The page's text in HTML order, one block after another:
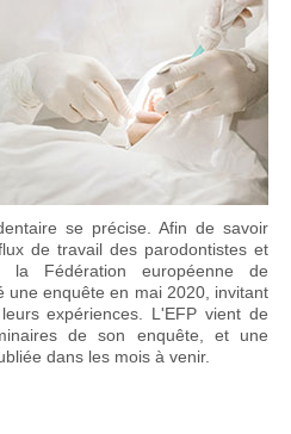
se précise. Afin de savoir
de travail des parodontistes et
la Fédération européenne de
une enquête en mai 2020, invitant
expériences. L'EFP vient de
de son enquête, et une
dans les mois à venir.